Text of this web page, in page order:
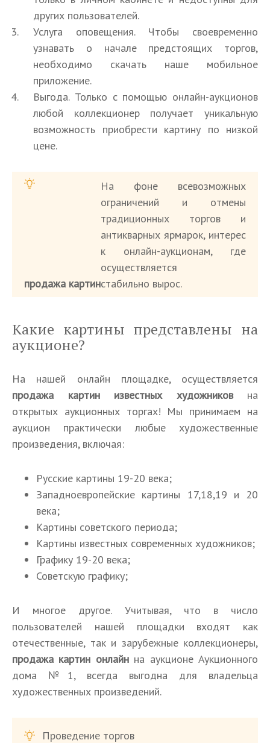
других пользователей.
Услуга оповещения. Чтобы своевременно
узнавать о начале предстоящих торгов,
необходимо скачать наше мобильное
приложение.
Выгода. Только с помощью онлайн-аукционов
любой коллекционер получает уникальную
возможность приобрести картину по низкой
цене.
На фоне всевозможных
ограничений и отмены
традиционных торгов и
антикварных ярмарок, интерес
к онлайн-аукционам, где
осуществляется
продажа картинстабильно вырос.
Какие картины представлены на
аукционе?
На нашей онлайн площадке, осуществляется
продажа картин известных художниковна
открытых аукционных торгах! Мы принимаем на
аукцион практически любые художественные
произведения, включая:
Русские картины 19-20 века;
Западноевропейские картины 17,18,19 и 20
века;
Картины советского периода;
Картины известных современных художников;
Графику 19-20 века;
Советскую графику;
И многое другое. Учитывая, что в число
пользователей нашей площадки входят как
отечественные, так и зарубежные коллекционеры,
продажа картин онлайнна аукционе Аукционного
дома №1, всегда выгодна для владельца
художественных произведений.
Проведение торгов